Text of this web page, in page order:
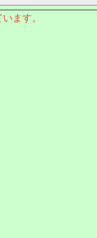
ます。